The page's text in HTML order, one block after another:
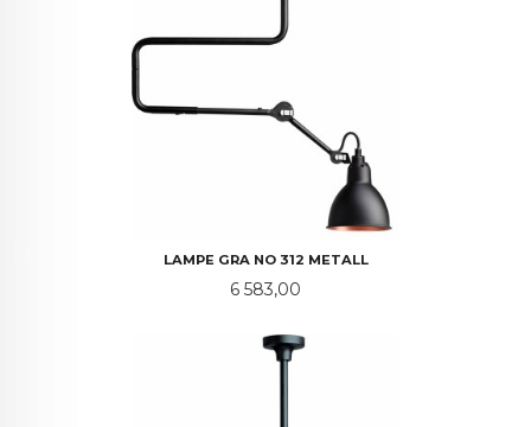
LAMPE GRA NO 312 METALL
Pris
6 583,00